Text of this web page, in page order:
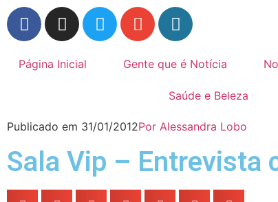
Página Inicial Gente que é Notícia
Saúde e Beleza
Publicado em 31/01/2012Por Alessandra Lobo
Sala Vip – Entrevista